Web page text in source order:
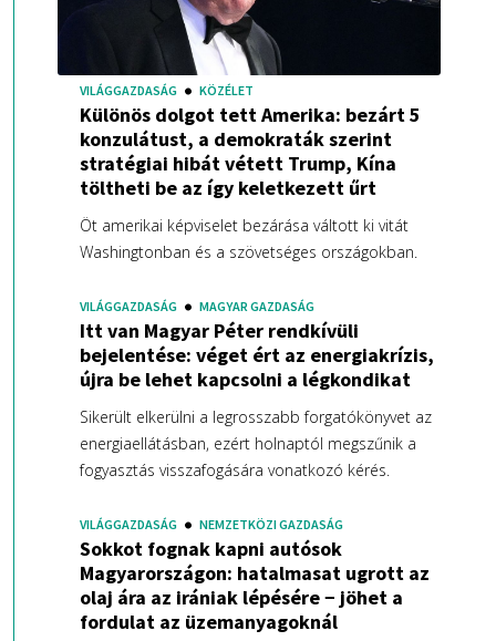
VILÁGGAZDASÁG KÖZÉLET
Különös dolgot tett Amerika: bezárt 5
konzulátust, a demokraták szerint
stratégiai hibát vétett Trump, Kína
töltheti be az így keletkezett űrt
Öt amerikai képviselet bezárása váltott ki vitát
Washingtonban és a szövetséges országokban.
VILÁGGAZDASÁG MAGYAR GAZDASÁG
Itt van Magyar Péter rendkívüli
bejelentése: véget ért az energiakrízis,
újra be lehet kapcsolni a légkondikat
Sikerült elkerülni a legrosszabb forgatókönyvet az
energiaellátásban, ezért holnaptól megszűnik a
fogyasztás visszafogására vonatkozó kérés.
VILÁGGAZDASÁG NEMZETKÖZI GAZDASÁG
Sokkot fognak kapni autósok
Magyarországon: hatalmasat ugrott az
olaj ára az irániak lépésére − jöhet a
fordulat az üzemanyagoknál